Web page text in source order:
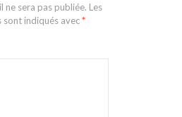
ne sera pas publiée. Les
indiqués avec*